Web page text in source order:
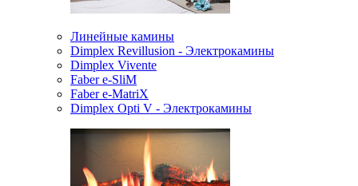
Линейные камины
Dimplex Revillusion - Электрокамины
Dimplex Vivente
Faber e-SliM
Faber e-MatriX
Dimplex Opti V - Электрокамины